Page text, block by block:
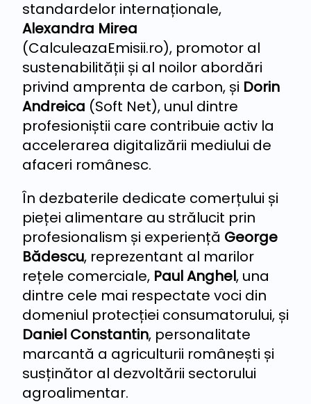
standardelor internaționale,
Alexandra Mirea
(CalculeazaEmisii.ro), promotor al
sustenabilității și al noilor abordări
privind amprenta de carbon, și Dorin
Andreica (Soft Net), unul dintre
profesioniștii care contribuie activ la
accelerarea digitalizării mediului de
afaceri românesc.
În dezbaterile dedicate comerțului și
pieței alimentare au strălucit prin
profesionalism și experiență George
Bădescu, reprezentant al marilor
rețele comerciale, Paul Anghel, una
dintre cele mai respectate voci din
domeniul protecției consumatorului, și
Daniel Constantin, personalitate
marcantă a agriculturii românești și
susținător al dezvoltării sectorului
agroalimentar.